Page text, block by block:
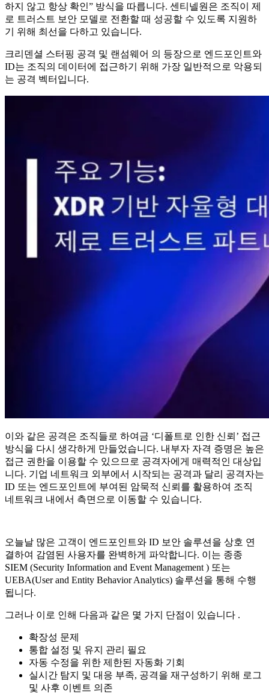
하지 않고 항상 확인” 방식을 따릅니다. 센티넬원은 조직이 제
로 트러스트 보안 모델로 전환할 때 성공할 수 있도록 지원하
기 위해 최선을 다하고 있습니다.
크리덴셜 스터핑 공격 및 랜섬웨어 의 등장으로 엔드포인트와
ID는 조직의 데이터에 접근하기 위해 가장 일반적으로 악용되
는 공격 벡터입니다.
이와 같은 공격은 조직들로 하여금 ‘디폴트로 인한 신뢰’ 접근
방식을 다시 생각하게 만들었습니다. 내부자 자격 증명은 높은
접근 권한을 이용할 수 있으므로 공격자에게 매력적인 대상입
니다. 기업 네트워크 외부에서 시작되는 공격과 달리 공격자는
ID 또는 엔드포인트에 부여된 암묵적 신뢰를 활용하여 조직
네트워크 내에서 측면으로 이동할 수 있습니다.
오늘날 많은 고객이 엔드포인트와 ID 보안 솔루션을 상호 연
결하여 감염된 사용자를 완벽하게 파악합니다. 이는 종종
SIEM (Security Information and Event Management ) 또는
UEBA(User and Entity Behavior Analytics) 솔루션을 통해 수행
됩니다.
그러나 이로 인해 다음과 같은 몇 가지 단점이 있습니다 .
확장성 문제
통합 설정 및 유지 관리 필요
자동 수정을 위한 제한된 자동화 기회
실시간 탐지 및 대응 부족, 공격을 재구성하기 위해 로그
및 사후 이벤트 의존